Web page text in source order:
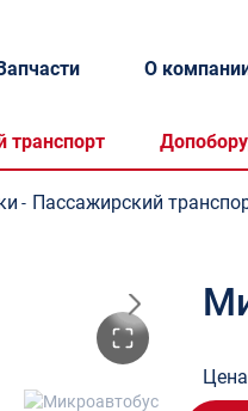
транспорт
О
- Пассажирский